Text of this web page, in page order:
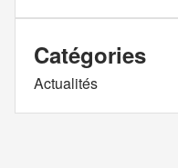
Catégories
Actualités